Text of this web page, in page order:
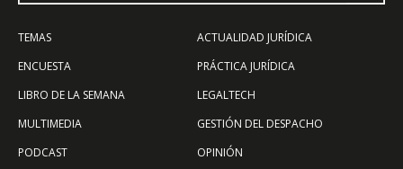
TEMAS
ENCUESTA
LIBRO DE LA SEMANA
MULTIMEDIA
PODCAST
ACTUALIDAD JURÍDICA
PRÁCTICA JURÍDICA
LEGALTECH
GESTIÓN DEL DESPACHO
OPINIÓN